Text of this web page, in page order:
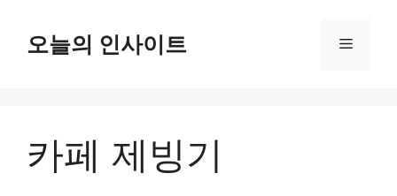
오늘의 인사이트 메
카페 제빙기